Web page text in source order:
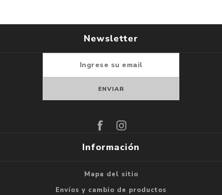
Newsletter
Información
Mapa del sitio
Envíos y cambio de productos